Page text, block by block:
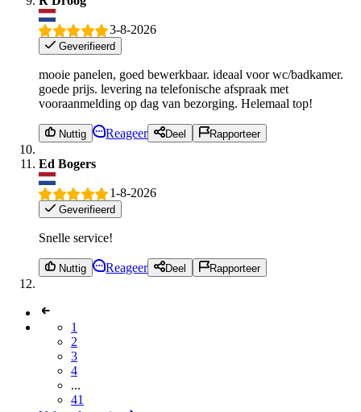
3-8-2026
Geverifieerd
mooie panelen, goed bewerkbaar. ideaal voor wc/badkamer.
goede prijs. levering na telefonische afspraak met
vooraanmelding op dag van bezorging. Helemaal top!
Nuttig Reageer Deel Rapporteer
Ed Bogers
1-8-2026
Geverifieerd
Snelle service!
Nuttig Reageer Deel Rapporteer
1
2
3
4
...
41